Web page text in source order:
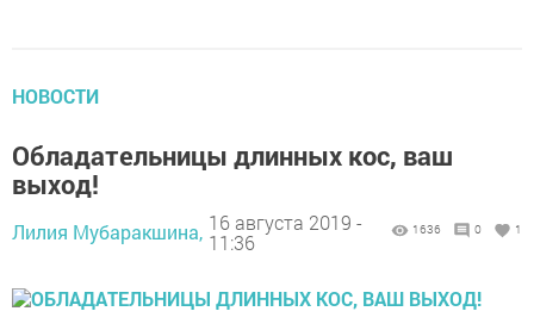
НОВОСТИ
Обладательницы длинных кос, ваш
выход!
Лилия Мубаракшина, 16 августа 2019 -
11:36
1636 0 1